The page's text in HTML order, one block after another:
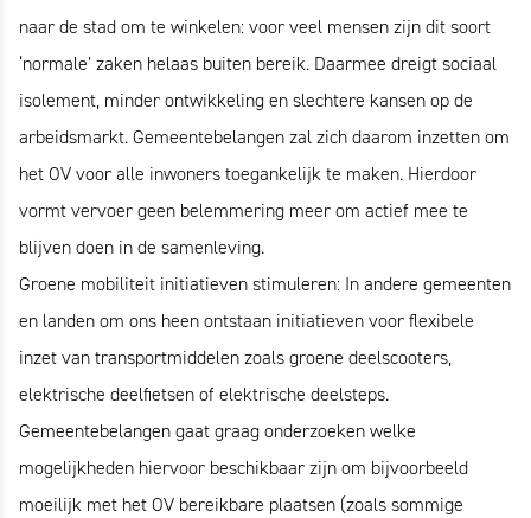
naar de stad om te winkelen: voor veel mensen zijn dit soort
‘normale’ zaken helaas buiten bereik. Daarmee dreigt sociaal
isolement, minder ontwikkeling en slechtere kansen op de
arbeidsmarkt. Gemeentebelangen zal zich daarom inzetten om
het OV voor alle inwoners toegankelijk te maken. Hierdoor
vormt vervoer geen belemmering meer om actief mee te
blijven doen in de samenleving.
Groene mobiliteit initiatieven stimuleren: In andere gemeenten
en landen om ons heen ontstaan initiatieven voor flexibele
inzet van transportmiddelen zoals groene deelscooters,
elektrische deelfietsen of elektrische deelsteps.
Gemeentebelangen gaat graag onderzoeken welke
mogelijkheden hiervoor beschikbaar zijn om bijvoorbeeld
moeilijk met het OV bereikbare plaatsen (zoals sommige